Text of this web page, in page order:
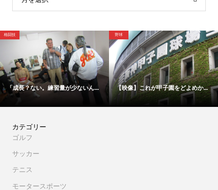
ないん... 【映像】これが甲子園をどよめか...
格闘技
【映像】これが父の辰吉
カテゴリー
ゴルフ
サッカー
テニス
モータースポーツ